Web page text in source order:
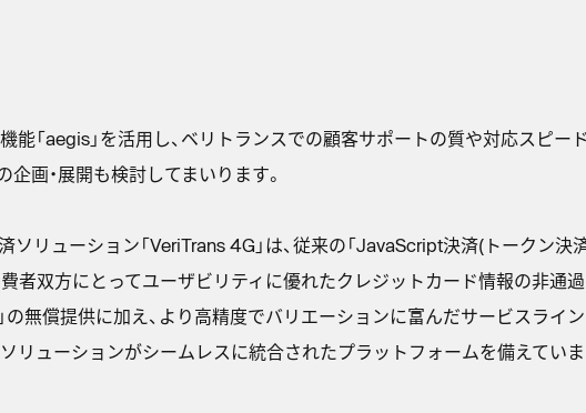
能「aegis」を活用し、ベリトランスでの顧客サポートの質や対応スピー
画・展開も検討してまいります。
リューション「VeriTrans 4G」は、従来の「JavaScript決済(トークン決済
費者双方にとってユーザビリティに優れたクレジットカード情報の非通
の無償提供に加え、より高精度でバリエーションに富んだサービスライ
リューションがシームレスに統合されたプラットフォームを備えていま